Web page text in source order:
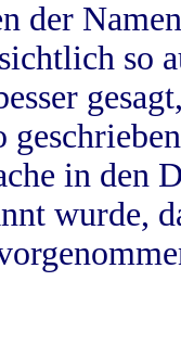
der
so
in
wurde,